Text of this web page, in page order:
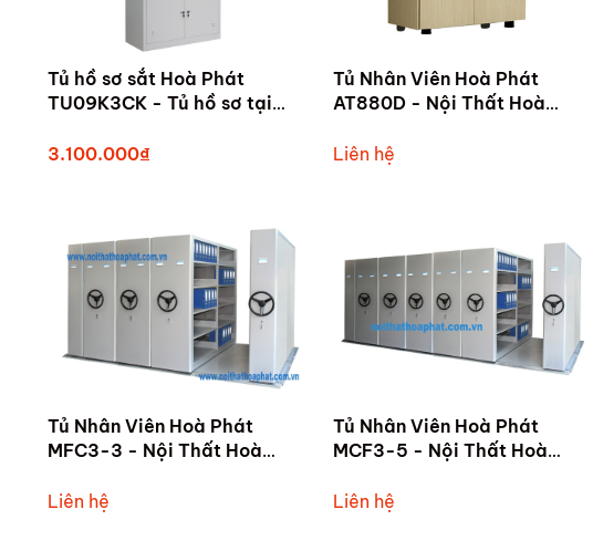
Tủ hồ sơ sắt Hoà Phát
TU09K3CK - Tủ hồ sơ tại
3.100.000₫
Tủ Nhân Viên Hoà Phát
AT880D - Nội Thất Hoà
Liên hệ
Tủ Nhân Viên Hoà Phát
MFC3-3 - Nội Thất Hoà
Liên hệ
Tủ Nhân Viên Hoà Phát
MCF3-5 - Nội Thất Hoà
Liên hệ